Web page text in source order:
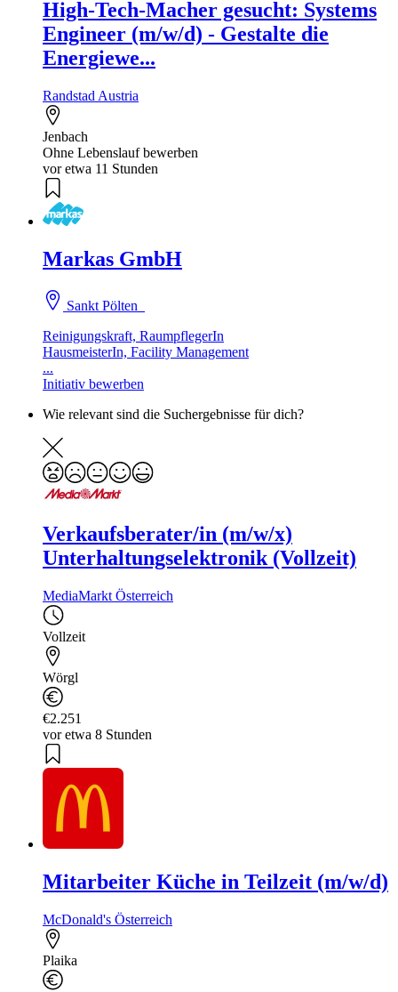
High-Tech-Macher gesucht: Systems
Engineer (m/w/d) - Gestalte die
Energiewe...
Randstad Austria
Jenbach
Ohne Lebenslauf bewerben
vor etwa 11 Stunden
Markas GmbH
Sankt Pölten
Reinigungskraft, RaumpflegerIn
HausmeisterIn, Facility Management
...
Initiativ bewerben
Wie relevant sind die Suchergebnisse für dich?
Verkaufsberater/in (m/w/x)
Unterhaltungselektronik (Vollzeit)
MediaMarkt Österreich
Vollzeit
Wörgl
€2.251
vor etwa 8 Stunden
Mitarbeiter Küche in Teilzeit (m/w/d)
McDonald's Österreich
Plaika